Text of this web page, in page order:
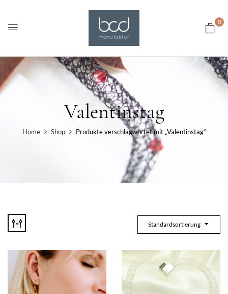
0
Valentinstag
Home Shop Produkte verschlagwortet mit „Valentinstag“
Standardsortierung